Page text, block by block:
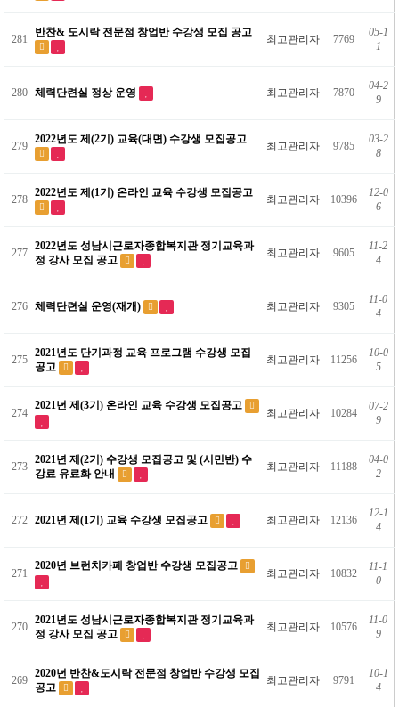
281
반찬& 도시락 전문점 창업반 수강생 모집 공고
최고관리자 7769
05-1
1
280 체력단련실 정상 운영 최고관리자 7870
04-2
9
279
2022년도 제(2기) 교육(대면) 수강생 모집공고
최고관리자 9785
03-2
8
278
2022년도 제(1기) 온라인 교육 수강생 모집공고
최고관리자 10396
12-0
6
277
2022년도 성남시근로자종합복지관 정기교육과
정 강사 모집 공고
최고관리자 9605
11-2
4
276 체력단련실 운영(재개) 최고관리자 9305
11-0
4
275
2021년도 단기과정 교육 프로그램 수강생 모집
공고
최고관리자 11256
10-0
5
274
2021년 제(3기) 온라인 교육 수강생 모집공고
최고관리자 10284
07-2
9
273
2021년 제(2기) 수강생 모집공고 및 (시민반) 수
강료 유료화 안내
최고관리자 11188
04-0
2
272 2021년 제(1기) 교육 수강생 모집공고 최고관리자 12136
12-1
4
271
2020년 브런치카페 창업반 수강생 모집공고
최고관리자 10832
11-1
0
270
2021년도 성남시근로자종합복지관 정기교육과
정 강사 모집 공고
최고관리자 10576
11-0
9
269
2020년 반찬&도시락 전문점 창업반 수강생 모집
공고
최고관리자 9791
10-1
4